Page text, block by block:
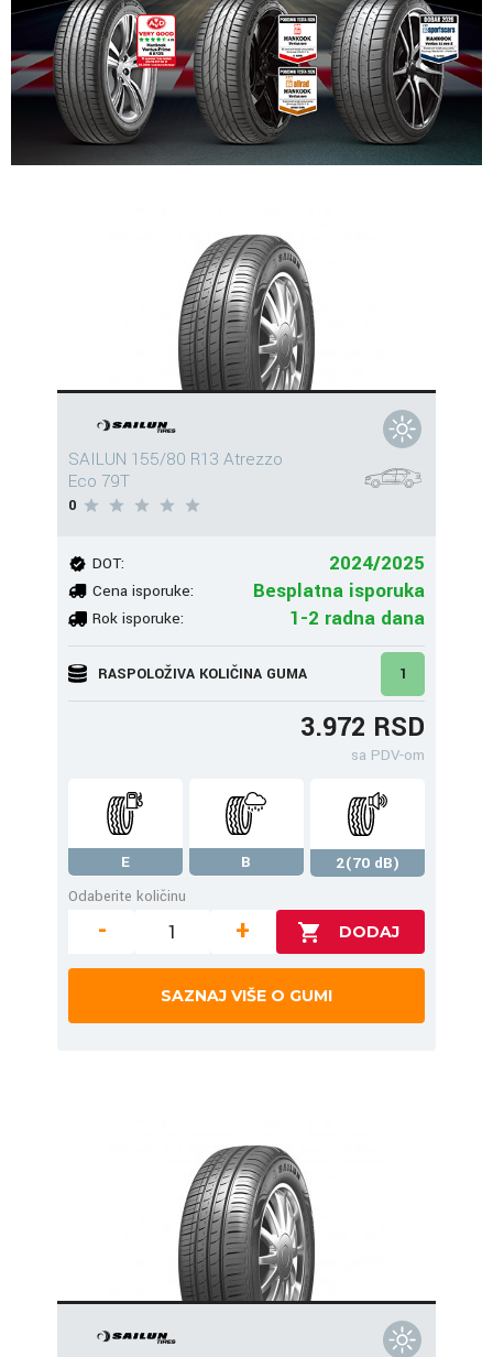
SAILUN 155/80 R13 Atrezzo
Eco 79T
0
DOT: 2024/2025
Cena isporuke: Besplatna isporuka
Rok isporuke: 1-2 radna dana
RASPOLOŽIVA KOLIČINA GUMA 1
3.972 RSD
sa PDV-om
E B
2(70 dB)
Odaberite količinu
- +
SAZNAJ VIŠE O GUMI